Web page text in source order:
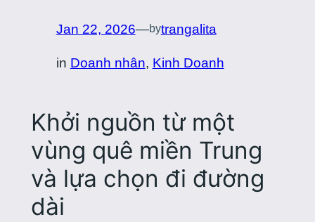
Jan 22, 2026—bytrangalita
in Doanh nhân, Kinh Doanh
Khởi nguồn từ một
vùng quê miền Trung
và lựa chọn đi đường
dài